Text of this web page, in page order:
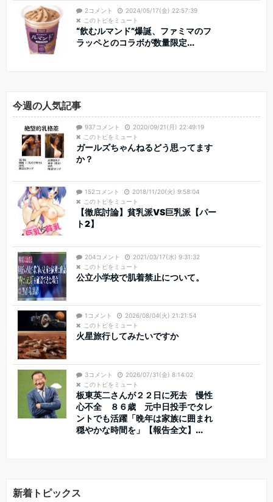
2コメント
2024/05/17(金) 22:57:39
このトピをミュート
“飲むルマンド”爆誕、ファミマのフ
ラッペとのコラボが数量限定...
今週の人気記事
937コメント
2020/09/21(月) 22:49:19
このトピをミュート
ガールズちゃんねるどう思ってます
か？
152コメント
2018/11/20(火) 9:58:04
このトピをミュート
【徹底討論】貧乳派VS巨乳派【パー
ト2】
204コメント
2021/03/17(水) 9:31:32
このトピをミュート
公立小学校で肌着禁止について。
1コメント
2026/08/04(火) 21:21:54
このトピをミュート
火星旅行してみたいですか
3コメント
2026/07/31(金) 8:14:02
このトピをミュート
板東英二さんが２２日に死去 慢性
心不全 ８６歳 元中日投手でタレ
ントでも活躍「晩年は家族に囲まれ
穏やかな時間を」【報告全文】...
新着トピックス